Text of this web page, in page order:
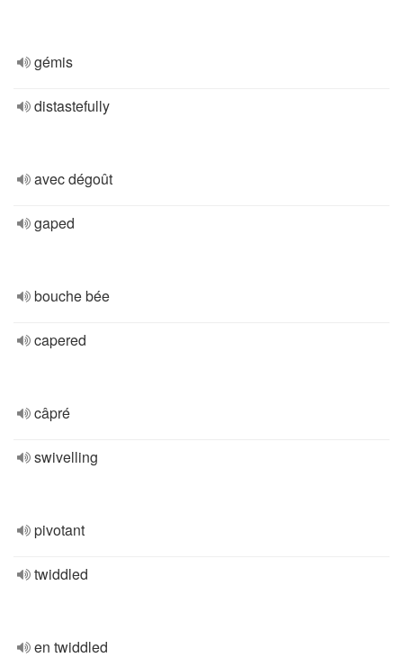
gémis
distastefully
avec dégoût
gaped
bouche bée
capered
câpré
swivelling
pivotant
twiddled
en twiddled